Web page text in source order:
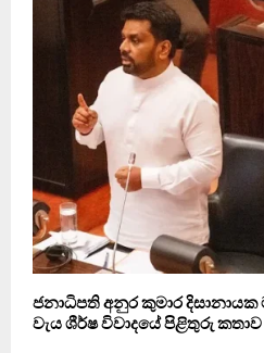
ජනාධිපති අනුර කුමාර
වැය ශීර්ෂ විවාදයේ පිළිතුරු